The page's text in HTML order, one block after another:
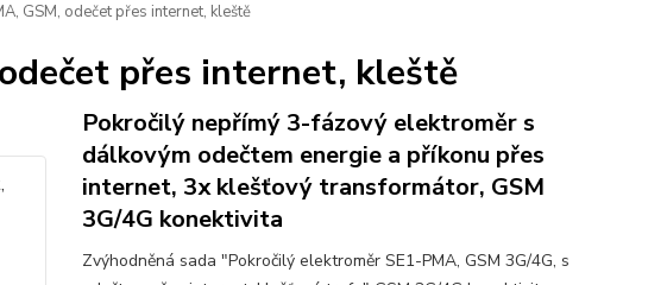
GSM, odečet přes internet, kleště
přes internet, kleště
Pokročilý nepřímý 3-fázový elektroměr s
dálkovým odečtem energie a příkonu přes
internet, 3x klešťový transformátor, GSM
3G/4G konektivita
Zvýhodněná sada "Pokročilý elektroměr SE1-PMA, GSM 3G/4G, s